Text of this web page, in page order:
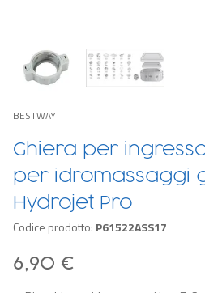
BESTWAY
Ghiera per
per idromassaggi
Hydrojet Pro
Codice prodotto: P61522ASS17
6,90 €